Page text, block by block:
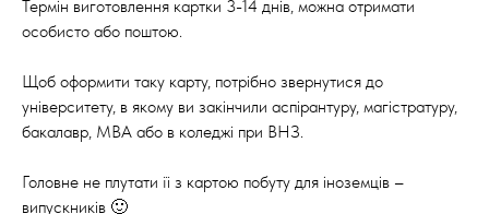
Термін виготовлення картки 3-14 днів, можна отримати
особисто або поштою.
Щоб оформити таку карту, потрібно звернутися до
університету, в якому ви закінчили аспірантуру, магістратуру,
бакалавр, МВА або в коледжі при ВНЗ.
Головне не плутати її з картою побуту для іноземців –
випускників 🙂